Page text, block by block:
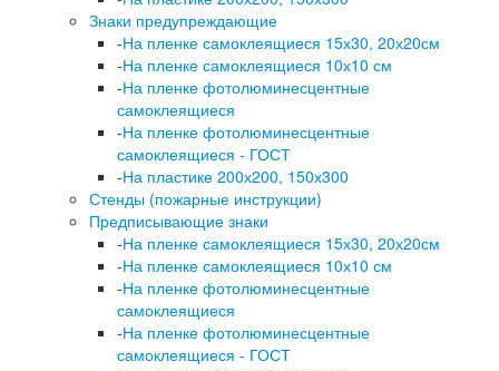
Знаки предупреждающие
-На пленке самоклеящиеся 15х30, 20х20см
-На пленке самоклеящиеся 10х10 см
-На пленке фотолюминесцентные
самоклеящиеся
-На пленке фотолюминесцентные
самоклеящиеся - ГОСТ
-На пластике 200х200, 150х300
Стенды (пожарные инструкции)
Предписывающие знаки
-На пленке самоклеящиеся 15х30, 20х20см
-На пленке самоклеящиеся 10х10 см
-На пленке фотолюминесцентные
самоклеящиеся
-На пленке фотолюминесцентные
самоклеящиеся - ГОСТ